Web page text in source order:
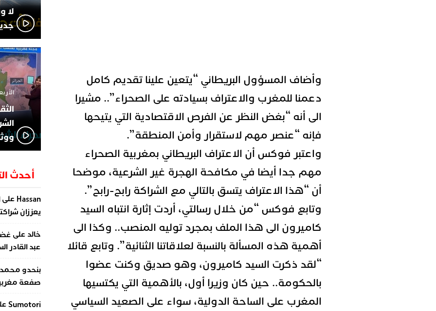
وأضاف المسؤول البريطاني “يتعين علينا تقديم كامل
دعمنا للمغرب والاعتراف بسيادته على الصحراء”.. مشيرا
الى أنه “بغض النظر عن الفرص الاقتصادية التي يتيحها
فإنه “عنصر مهم لاستقرار وأمن المنطقة”.
واعتبر فوكس أن الاعتراف البريطاني بمغربية الصحراء
مهم جدا أيضا في مكافحة الهجرة غير الشرعية، موضحا
أن “هذا الاعتراف يتسق بالتالي مع الشراكة رابح-رابح”.
وتابع فوكس “من خلال رسالتي، أردت إثارة انتباه السيد
كاميرون الى هذا الملف بمجرد توليه المنصب.. وكذا الى
أهمية هذه المسألة بالنسبة لعلاقاتنا الثنائية”. وتابع قائلا
“لقد ذكرت السيد كاميرون، وهو صديق وكنت عضوا
بالحكومة.. حين كان وزيرا أول، بالأهمية التي يكتسيها
المغرب على الساحة الدولية، سواء على الصعيد السياسي
لا
الأربعاء 13
أحدث
Hassan على
يعززان
خالد على
عبد القادر
بنحدو محمد
صفعة
Sumotori